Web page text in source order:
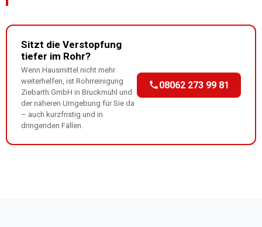
Sitzt die Verstopfung
tiefer im Rohr?
Wenn Hausmittel nicht mehr
weiterhelfen, ist Rohrreinigung
Ziebarth GmbH in Bruckmühl und
der näheren Umgebung für Sie da
– auch kurzfristig und in
dringenden Fällen.
08062 273 99 81